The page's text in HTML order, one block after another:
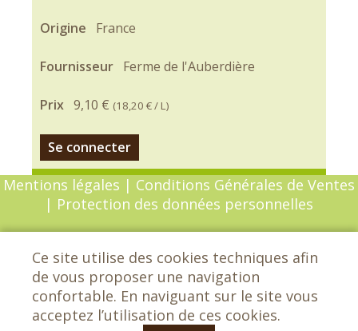
Origine France
Fournisseur Ferme de l'Auberdière
Prix 9,10 € (18,20 €/ L)
Se connecter
Mentions légales | Conditions Générales de Ventes
| Protection des données personnelles
réservés - Conception :Sarl Dynapse
Chèvrefeuille - Les grands Etrichets -
Ce site utilise des cookies techniques afin
de vous proposer une navigation
confortable. En naviguant sur le site vous
acceptez l’utilisation de ces cookies.